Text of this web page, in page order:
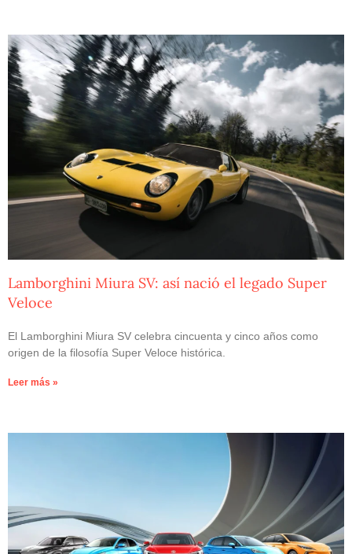
Lamborghini Miura SV: así nació el legado Super
Veloce
El Lamborghini Miura SV celebra cincuenta y cinco años como
origen de la filosofía Super Veloce histórica.
Leer más »